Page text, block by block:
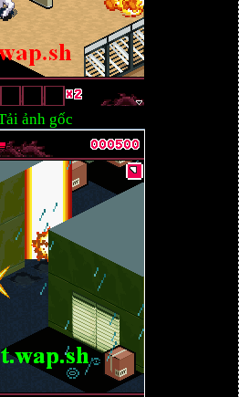
ảnh gốc